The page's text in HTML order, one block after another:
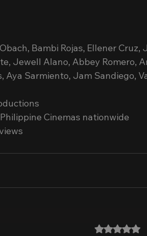
Bambi Rojas, Ellener Cruz,
Jewell Alano, Abbey Romero,
Aya Sarmiento, Jam Sandiego,
Cinemas nationwide
Rated 0 out